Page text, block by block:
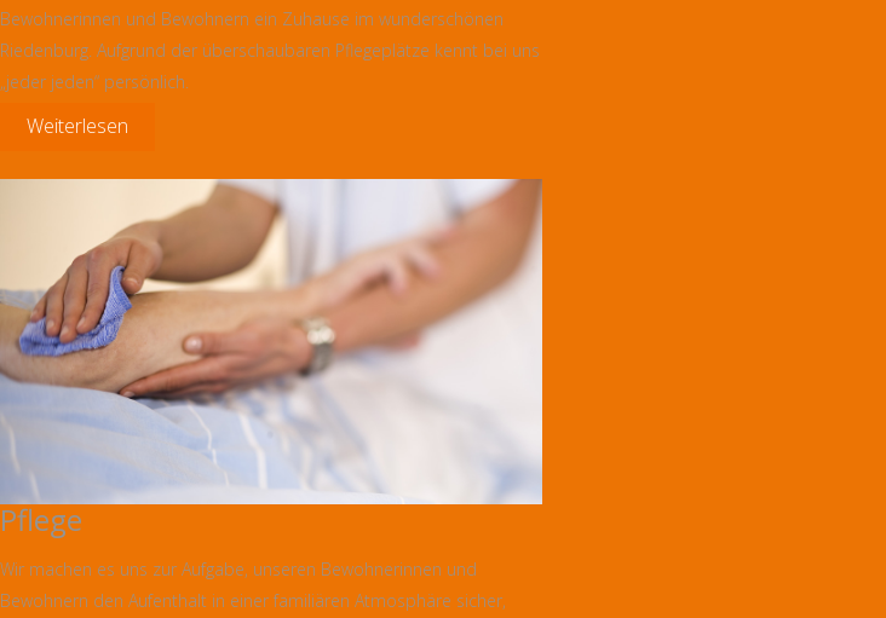
Bewohnerinnen und Bewohnern ein Zuhause im wunderschönen
Riedenburg. Aufgrund der überschaubaren Pflegeplätze kennt bei uns
„jeder jeden“ persönlich.
Weiterlesen
Pflege
Wir machen es uns zur Aufgabe, unseren Bewohnerinnen und
Bewohnern den Aufenthalt in einer familiären Atmosphäre sicher,